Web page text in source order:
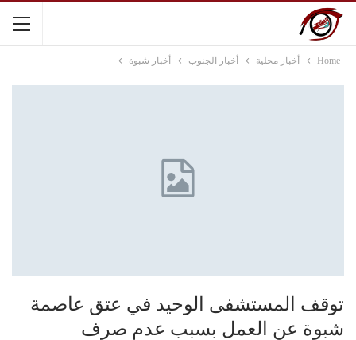
Home أخبار محلية أخبار الجنوب أخبار شبوة
توقف المستشفى الوحيد في عتق عاصمة
شبوة عن العمل بسبب عدم صرف